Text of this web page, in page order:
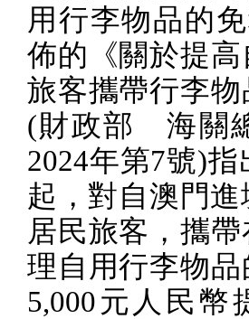
用行李物品的免
佈的《關於提
旅客攜帶行李
(財政部 海關
2024年第7號)指
起，對自澳門
居民旅客，攜
理自用行李物
5,000元人民幣